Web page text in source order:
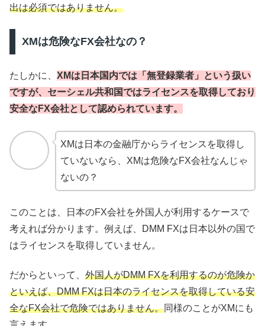
出は必須ではありません。
XMは危険なFX会社なの？
たしかに、 XMは日本国内では「無登録業者」という扱い
ですが、セーシェル共和国ではライセンスを取得しており
安全なFX会社として認められています。
XMは日本の金融庁からライセンスを取得し
ていないなら、XMは危険なFX会社なんじゃ
ないの？
このことは、日本のFX会社を外国人が利用するケースで
考えれば分かります。 例えば、DMM FXは日本以外の国で
はライセンスを取得していません。
だからといって、 外国人がDMM FXを利用するのが危険か
といえば、DMM FXは日本のライセンスを取得している安
全なFX会社で危険ではありません。 同様のことがXMにも